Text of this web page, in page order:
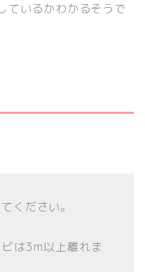
ているかわかるそうで
ください。
は3m以上離れま